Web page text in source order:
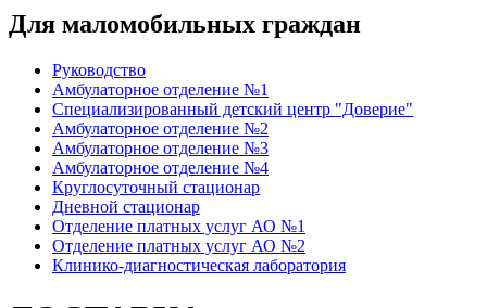
Для маломобильных граждан
Руководство
Амбулаторное отделение №1
Специализированный детский центр "Доверие"
Амбулаторное отделение №2
Амбулаторное отделение №3
Амбулаторное отделение №4
Круглосуточный стационар
Дневной стационар
Отделение платных услуг АО №1
Отделение платных услуг АО №2
Клинико-диагностическая лаборатория